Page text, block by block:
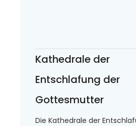
Kathedrale der
Entschlafung der
Gottesmutter
Die Kathedrale der